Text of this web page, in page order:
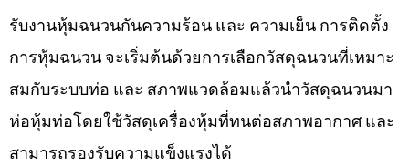
รับงานหุ้มฉนวนกันความร้อน และ ความเย็น การติดตั้ง
การหุ้มฉนวน จะเริ่มต้นด้วยการเลือกวัสดุฉนวนที่เหมาะ
สมกับระบบท่อ และ สภาพแวดล้อมแล้วนำวัสดุฉนวนมา
ห่อหุ้มท่อโดยใช้วัสดุเครื่องหุ้มที่ทนต่อสภาพอากาศ และ
สามารถรองรับความแข็งแรงได้